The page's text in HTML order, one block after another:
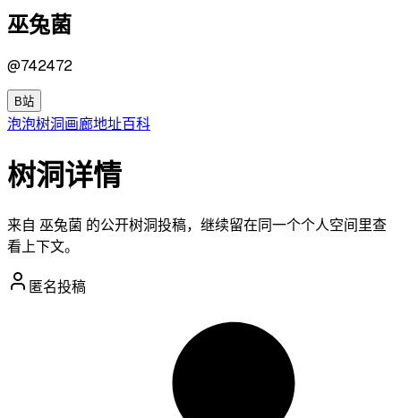
巫兔菌
@742472
B站
泡泡树洞画廊地址百科
树洞详情
来自 巫兔菌 的公开树洞投稿，继续留在同一个个人空间里查
看上下文。
匿名投稿